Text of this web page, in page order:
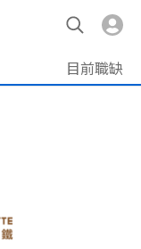
目前職缺